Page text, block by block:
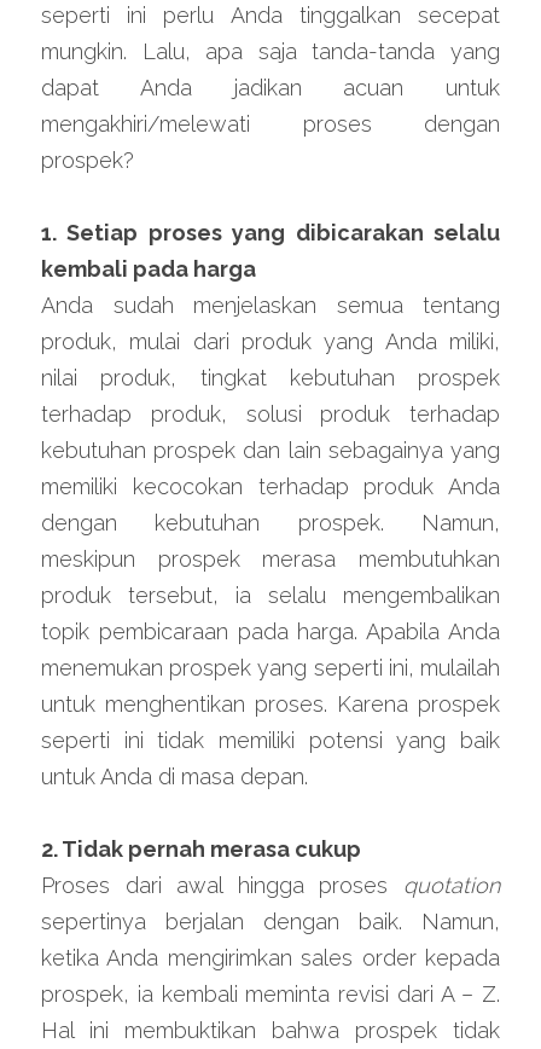
seperti ini perlu Anda tinggalkan secepat
mungkin. Lalu, apa saja tanda-tanda yang
dapat Anda jadikan acuan untuk
mengakhiri/melewati proses dengan
prospek?
1. Setiap proses yang dibicarakan selalu
kembali pada harga
Anda sudah menjelaskan semua tentang
produk, mulai dari produk yang Anda miliki,
nilai produk, tingkat kebutuhan prospek
terhadap produk, solusi produk terhadap
kebutuhan prospek dan lain sebagainya yang
memiliki kecocokan terhadap produk Anda
dengan kebutuhan prospek. Namun,
meskipun prospek merasa membutuhkan
produk tersebut, ia selalu mengembalikan
topik pembicaraan pada harga. Apabila Anda
menemukan prospek yang seperti ini, mulailah
untuk menghentikan proses. Karena prospek
seperti ini tidak memiliki potensi yang baik
untuk Anda di masa depan.
2. Tidak pernah merasa cukup
Proses dari awal hingga proses quotation
sepertinya berjalan dengan baik. Namun,
ketika Anda mengirimkan sales order kepada
prospek, ia kembali meminta revisi dari A – Z.
Hal ini membuktikan bahwa prospek tidak